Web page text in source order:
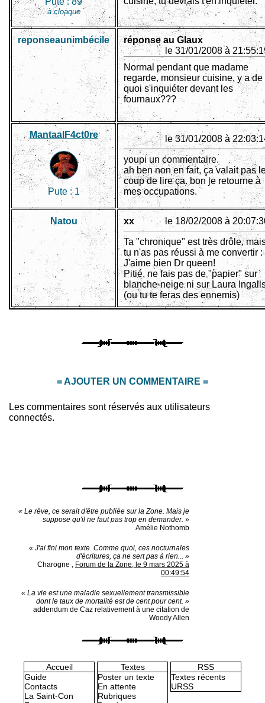
à cloaque
reponseaunimbécile
réponse au Glaux
le 31/01/2008 à
Normal pendant que madame
regarde, monsieur cuisine, y a de
quoi s'inquiéter devant les
fournaux???
MantaalF4ct0re
Pute :1
le 31/01/2008 à
youpi un commentaire.
ah ben non en fait, ça valait pas
coup de lire ça. bon je retourne à
mes occupations.
Natou xx le 18/02/2008 à
Ta "chronique" est très drôle,
tu n'as pas réussi à me convertir :
J'aime bien Dr queen!
Pitié, ne fais pas de "papier" sur
blanche-neige ni sur Laura
(ou tu te feras des ennemis)
= AJOUTER UN COMMENTAIRE =
Les commentaires sont réservés aux utilisateurs
connectés.
« Le rêve, ce serait d'être publiée sur la Zone. Mais je
suppose qu'il ne faut pas trop en demander. »
Amélie Nothomb
« J'ai fini mon texte. Comme quoi, ces nocturnales
d'écritures, ça ne sert pas à rien... »
Charogne , Forum de la Zone, le 9 mars 2025 à
00:49:54
« La vie est une maladie sexuellement transmissible
dont le taux de mortalité est de cent pour cent. »
addendum de Caz relativement à une citation de
Woody Allen
Accueil
Guide
Contacts
La Saint-Con
Textes
Poster un texte
En attente
Rubriques
RSS
Textes récents
URSS